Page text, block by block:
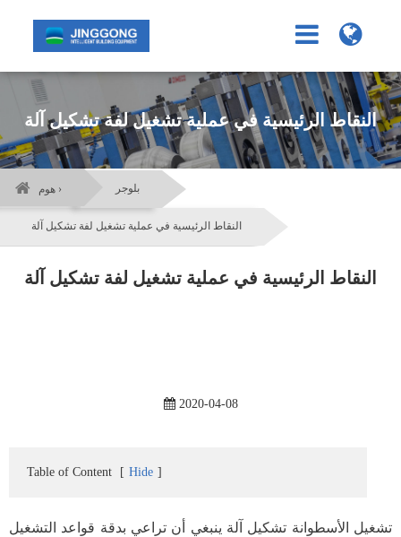
النقاط الرئيسية في عملية تشغيل لفة تشكيل آلة
هوم › بلوجر
النقاط الرئيسية في عملية تشغيل لفة تشكيل آلة
النقاط الرئيسية في عملية تشغيل لفة تشكيل آلة
2020-04-08
Table of Content [ Hide ]
تشغيل الأسطوانة تشكيل آلة ينبغي أن تراعي بدقة قواعد التشغيل